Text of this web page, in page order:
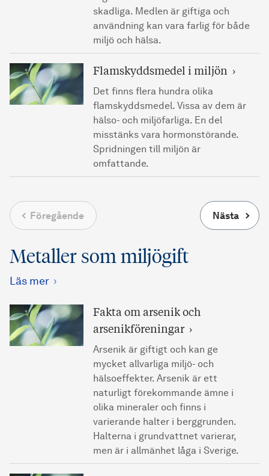
skadliga. Medlen är giftiga och
användning kan vara farlig för både
miljö och hälsa.
Flamskyddsmedel i miljön
Det finns flera hundra olika
flamskyddsmedel. Vissa av dem är
hälso- och miljöfarliga. En del
misstänks vara hormonstörande.
Spridningen till miljön är
omfattande.
Föregående Nästa
Metaller som miljögift
Läs mer
Fakta om arsenik och
arsenikföreningar
Arsenik är giftigt och kan ge
mycket allvarliga miljö- och
hälsoeffekter. Arsenik är ett
naturligt förekommande ämne i
olika mineraler och finns i
varierande halter i berggrunden.
Halterna i grundvattnet varierar,
men är i allmänhet låga i Sverige.